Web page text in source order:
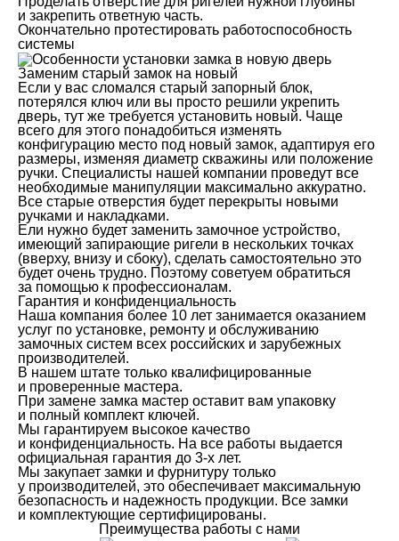
и закрепить ответную часть.
Окончательно протестировать работоспособность
системы
Заменим старый замок на новый
Если у вас сломался старый запорный блок,
потерялся ключ или вы просто решили укрепить
дверь, тут же требуется установить новый. Чаще
всего для этого понадобиться изменять
конфигурацию место под новый замок, адаптируя его
размеры, изменяя диаметр скважины или положение
ручки. Специалисты нашей компании проведут все
необходимые манипуляции максимально аккуратно.
Все старые отверстия будет перекрыты новыми
ручками и накладками.
Ели нужно будет заменить замочное устройство,
имеющий запирающие ригели в нескольких точках
(вверху, внизу и сбоку), сделать самостоятельно это
будет очень трудно. Поэтому советуем обратиться
за помощью к профессионалам.
Гарантия и конфиденциальность
Наша компания более 10 лет занимается оказанием
услуг по установке, ремонту и обслуживанию
замочных систем всех российских и зарубежных
производителей.
В нашем штате только квалифицированные
и проверенные мастера.
При замене замка мастер оставит вам упаковку
и полный комплект ключей.
Мы гарантируем высокое качество
и конфиденциальность. На все работы выдается
официальная гарантия до 3-х лет.
Мы закупает замки и фурнитуру только
у производителей, это обеспечивает максимальную
безопасность и надежность продукции. Все замки
и комплектующие сертифицированы.
Преимущества работы с нами